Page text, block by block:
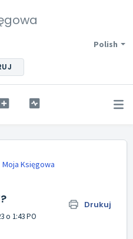
Polish
Moja Księgowa
Drukuj
o 1:43 PO